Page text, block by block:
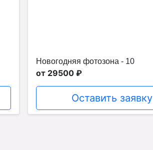
Новогодняя фотозона - 10
от 29500 ₽
Оставить заявку